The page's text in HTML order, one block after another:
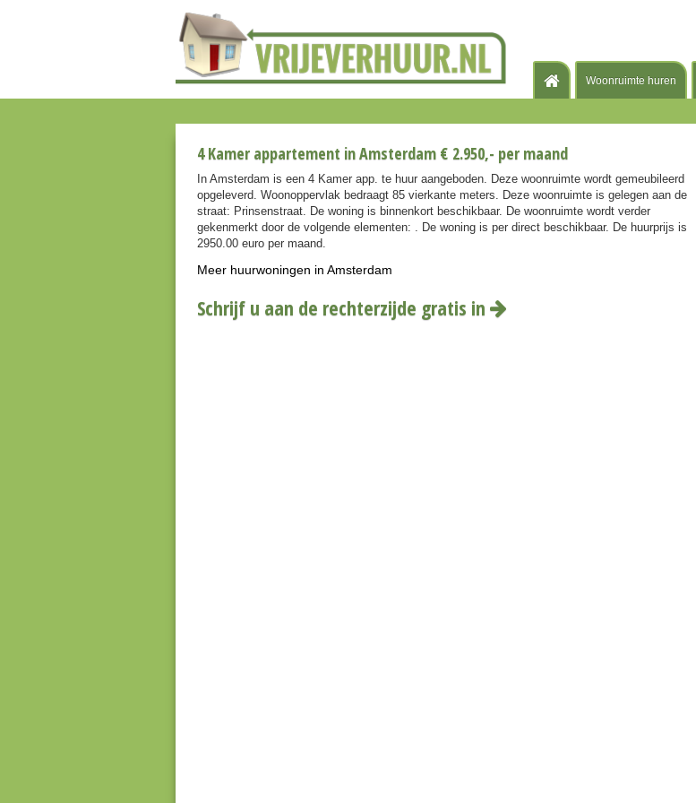
Woonruimte huren
4 Kamer appartement in Amsterdam € 2.950,- per maand
In Amsterdam is een 4 Kamer app. te huur aangeboden. Deze woonruimte wordt gemeubileerd
opgeleverd. Woonoppervlak bedraagt 85 vierkante meters. Deze woonruimte is gelegen aan de
straat: Prinsenstraat. De woning is binnenkort beschikbaar. De woonruimte wordt verder
gekenmerkt door de volgende elementen: . De woning is per direct beschikbaar. De huurprijs is
2950.00 euro per maand.
Meer huurwoningen in Amsterdam
Schrijf u aan de rechterzijde gratis in